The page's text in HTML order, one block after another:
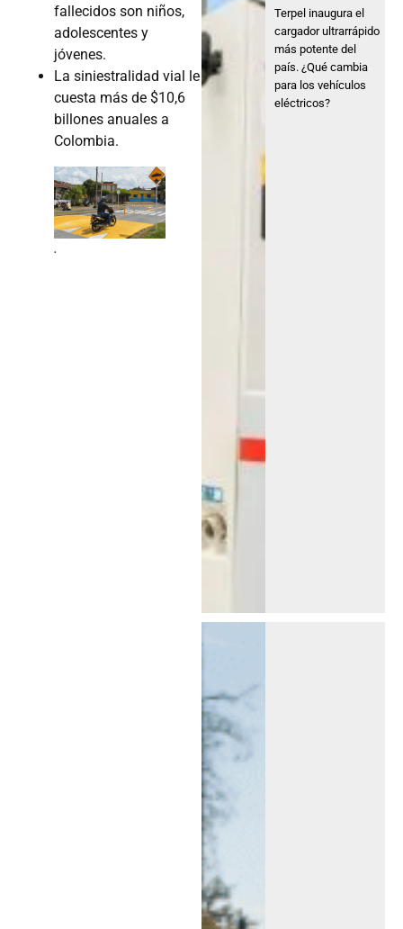
fallecidos son niños,
adolescentes y
jóvenes.
La siniestralidad vial le
cuesta más de $10,6
billones anuales a
Colombia.
.
Terpel inaugura el
cargador ultrarrápido
más potente del
país. ¿Qué cambia
para los vehículos
eléctricos?